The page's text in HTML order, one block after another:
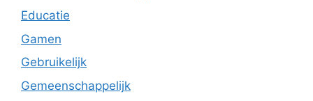
Educatie
Gamen
Gebruikelijk
Gemeenschappelijk